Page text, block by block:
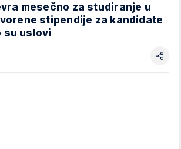
mesečno za studiranje u
stipendije za kandidate
su uslovi